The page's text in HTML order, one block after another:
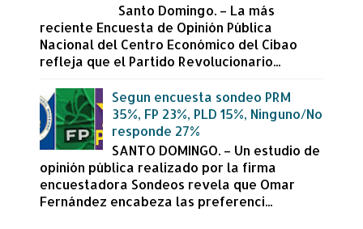
Santo Domingo. – La más
reciente Encuesta de Opinión Pública
Nacional del Centro Económico del Cibao
refleja que el Partido Revolucionario...
Segun encuesta sondeo PRM
35%, FP 23%, PLD 15%, Ninguno/No
responde 27%
SANTO DOMINGO. – Un estudio de
opinión pública realizado por la firma
encuestadora Sondeos revela que Omar
Fernández encabeza las preferenci...